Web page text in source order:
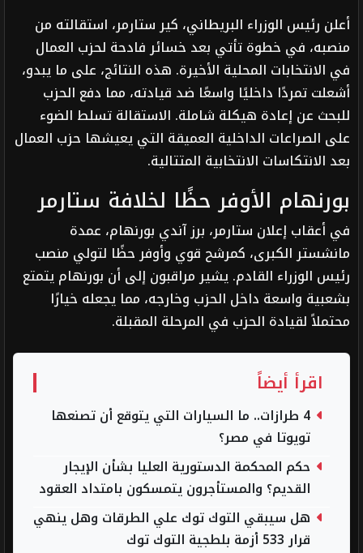
أعلن رئيس الوزراء البريطاني، كير ستارمر، استقالته من
منصبه، في خطوة تأتي بعد خسائر فادحة لحزب العمال
في الانتخابات المحلية الأخيرة. هذه النتائج، على ما يبدو،
أشعلت تمردًا داخليًا واسعًا ضد قيادته، مما دفع الحزب
للبحث عن إعادة هيكلة شاملة. الاستقالة تسلط الضوء
على الصراعات الداخلية العميقة التي يعيشها حزب العمال
بعد الانتكاسات الانتخابية المتتالية.
بورنهام الأوفر حظًا لخلافة ستارمر
في أعقاب إعلان ستارمر، برز آندي بورنهام، عمدة
مانشستر الكبرى، كمرشح قوي وأوفر حظًا لتولي منصب
رئيس الوزراء القادم. يشير مراقبون إلى أن بورنهام يتمتع
بشعبية واسعة داخل الحزب وخارجه، مما يجعله خيارًا
محتملاً لقيادة الحزب في المرحلة المقبلة.
اقرأ أيضاً
4 طرازات.. ما السيارات التي يتوقع أن تصنعها
تويوتا في مصر؟
حكم المحكمة الدستورية العليا بشأن الإيجار
القديم؟ والمستأجرون يتمسكون بامتداد العقود
هل سيبقي التوك توك علي الطرقات وهل ينهي
قرار 533 أزمة بلطجية التوك توك